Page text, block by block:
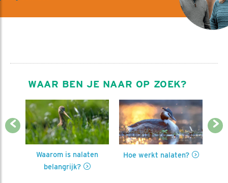
WAAR BEN JE NAAR OP ZOEK?
Previous
Waarom is nalaten
belangrijk?
Hoe werkt nalaten?
Next